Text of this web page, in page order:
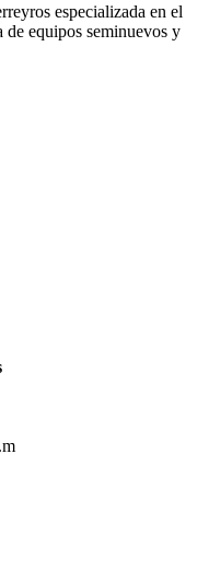
especializada en el
de equipos seminuevos y